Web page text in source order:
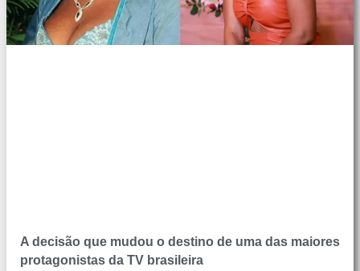
A decisão que mudou o destino de uma das maiores
protagonistas da TV brasileira